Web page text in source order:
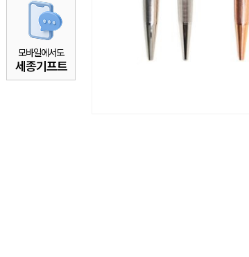
모바일에서도
세종기프트